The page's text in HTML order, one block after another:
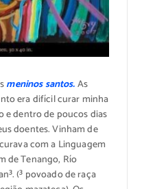
meninos santos.As
era difícil curar minha
e dentro de poucos dias
doentes. Vinham de
com a Linguagem
de Tenango, Río
(³ povoado de raça